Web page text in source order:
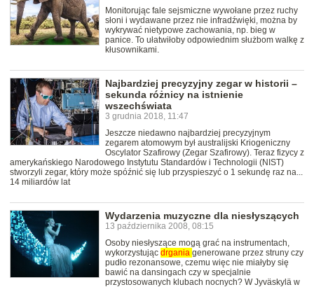
Monitorując fale sejsmiczne wywołane przez ruchy
słoni i wydawane przez nie infradźwięki, można by
wykrywać nietypowe zachowania, np. bieg w
panice. To ułatwiłoby odpowiednim służbom walkę z
kłusownikami.
Najbardziej precyzyjny zegar w historii –
sekunda różnicy na istnienie
wszechświata
3 grudnia 2018, 11:47
Jeszcze niedawno najbardziej precyzyjnym
zegarem atomowym był australijski Kriogeniczny
Oscylator Szafirowy (Zegar Szafirowy). Teraz fizycy z
amerykańskiego Narodowego Instytutu Standardów i Technologii (NIST)
stworzyli zegar, który może spóźnić się lub przyspieszyć o 1 sekundę raz na...
14 miliardów lat
Wydarzenia muzyczne dla niesłyszących
13 października 2008, 08:15
Osoby niesłyszące mogą grać na instrumentach,
wykorzystując drgania generowane przez struny czy
pudło rezonansowe, czemu więc nie miałyby się
bawić na dansingach czy w specjalnie
przystosowanych klubach nocnych? W Jyväskylä w